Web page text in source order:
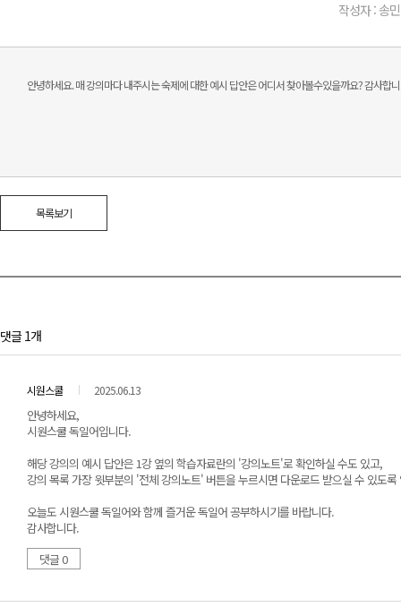
작성자 : 송
안녕하세요. 매 강의마다 내주시는 숙제에 대한 예시 답안은 어디서 찾아볼수있을까요? 감사합
목록보기
댓글 1개
시원스쿨 2025.06.13
안녕하세요,
시원스쿨 독일어입니다.
해당 강의의 예시 답안은 1강 옆의 학습자료란의 '강의노트'로 확인하실 수도 있고,
강의 목록 가장 윗부분의 '전체 강의노트' 버튼을 누르시면 다운로드 받으실 수 있도
오늘도 시원스쿨 독일어와 함께 즐거운 독일어 공부하시기를 바랍니다.
감사합니다.
댓글 0